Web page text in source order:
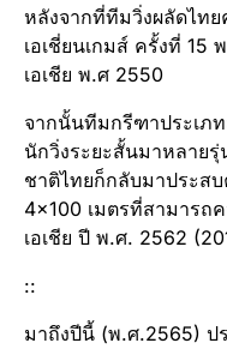
หลังจากที่ทีมวิ่งผลัดไท
เอเชี่ยนเกมส์ ครั้งที่
เอเชีย พ.ศ 2550
จากนั้นทีมกรีฑาประเภ
นักวิ่งระยะสั้นมาหลาย
ชาติไทยก็กลับมาประสบ
4×100 เมตรที่สามารถ
เอเชีย ปี พ.ศ. 2562
::
มาถึงปีนี้ (พ.ศ.2565) ป